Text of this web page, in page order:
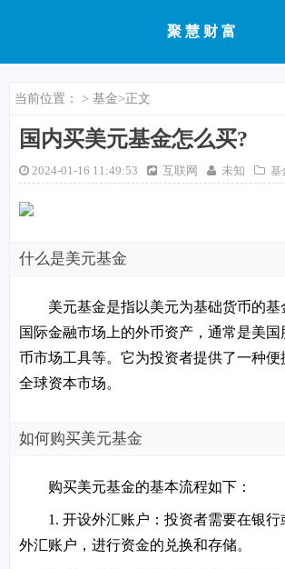
聚慧财富
当前位置： > 基金>正文
国内买美元基金怎么买?
2024-01-16 11:49:53 互联网 未知 基
什么是美元基金
美元基金是指以美元为基础货币的
国际金融市场上的外币资产，通常是美
币市场工具等。它为投资者提供了一种
全球资本市场。
如何购买美元基金
购买美元基金的基本流程如下：
1. 开设外汇账户：投资者需要在银
外汇账户，进行资金的兑换和存储。